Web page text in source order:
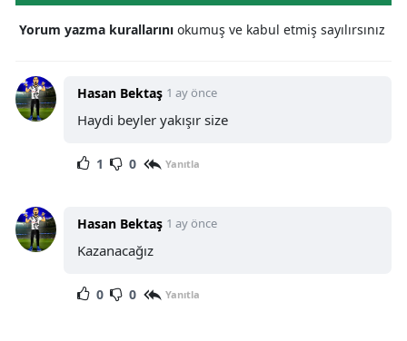
Yorum yazma kurallarını okumuş ve kabul etmiş sayılırsınız
Hasan Bektaş 1 ay önce
Haydi beyler yakışır size
1 0 Yanıtla
Hasan Bektaş 1 ay önce
Kazanacağız
0 0 Yanıtla